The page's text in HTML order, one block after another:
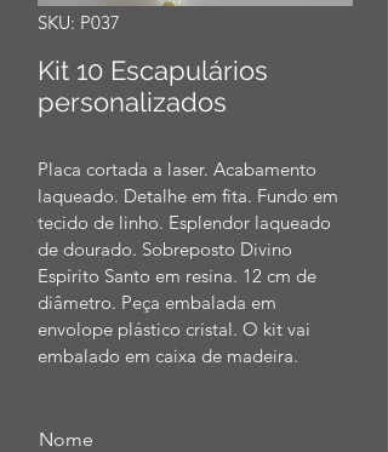
SKU: P037
Kit 10 Escapulários
personalizados
Placa cortada a laser. Acabamento
laqueado. Detalhe em fita. Fundo em
tecido de linho. Esplendor laqueado
de dourado. Sobreposto Divino
Espírito Santo em resina. 12 cm de
diâmetro. Peça embalada em
envolope plástico cristal. O kit vai
embalado em caixa de madeira.
Nome